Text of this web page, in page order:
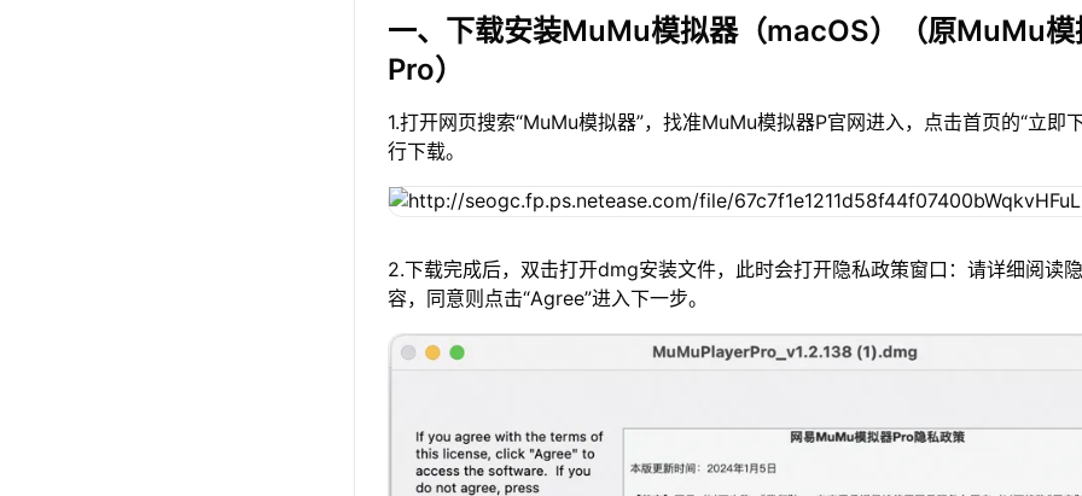
一、下载安装MuMu模拟器（macOS）（原MuMu模
Pro）
1.打开网页搜索“MuMu模拟器”，找准MuMu模拟器P官网进入，点击首页的“立即
行下载。
2.下载完成后，双击打开dmg安装文件，此时会打开隐私政策窗口：请详细阅读
容，同意则点击“Agree”进入下一步。